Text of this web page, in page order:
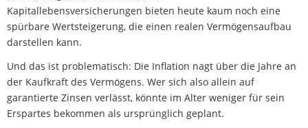
Kapitallebensversicherungen bieten heute kaum noch eine
spürbare Wertsteigerung, die einen realen Vermögensaufbau
darstellen kann.
Und das ist problematisch: Die Inflation nagt über die Jahre an
der Kaufkraft des Vermögens. Wer sich also allein auf
garantierte Zinsen verlässt, könnte im Alter weniger für sein
Erspartes bekommen als ursprünglich geplant.